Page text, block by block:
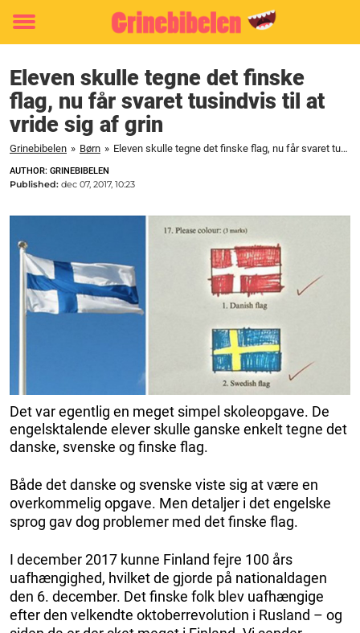
Toggle
Eleven skulle tegne det finske
flag, nu får svaret tusindvis til at
vride sig af grin
Grinebibelen » Børn » Eleven skulle tegne det finske flag, nu får svaret tusindvis til at vride sig af grin
AUTHOR: GRINEBIBELEN
Published: dec 07, 2017, 10:23
Det var egentlig en meget simpel skoleopgave. De
engelsktalende elever skulle ganske enkelt tegne det
danske, svenske og finske flag.
Både det danske og svenske viste sig at være en
overkommelig opgave. Men detaljer i det engelske
sprog gav dog problemer med det finske flag.
I december 2017 kunne Finland fejre 100 års
uafhængighed, hvilket de gjorde på nationaldagen
den 6. december. Det finske folk blev uafhængige
efter den velkendte oktoberrevolution i Rusland – og